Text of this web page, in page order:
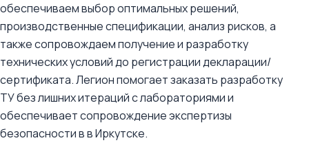
обеспечиваем выбор оптимальных решений,
производственные спецификации, анализ рисков, а
также сопровождаем получение и разработку
технических условий до регистрации декларации/
сертификата. Легион помогает заказать разработку
ТУ без лишних итераций с лабораториями и
обеспечивает сопровождение экспертизы
безопасности в в Иркутске.